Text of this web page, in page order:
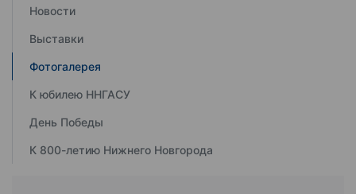
Новости
Выставки
Фотогалерея
К юбилею ННГАСУ
День Победы
К 800-летию Нижнего Новгорода